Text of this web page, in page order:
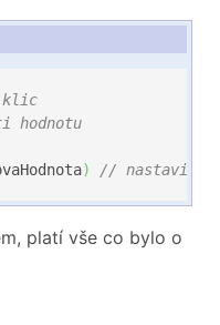
hodnotu
) // nastavi
platí vše co bylo o